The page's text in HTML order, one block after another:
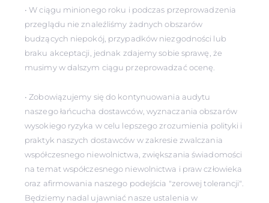
• W ciągu minionego roku i podczas przeprowadzenia
przeglądu nie znaleźliśmy żadnych obszarów
budzących niepokój, przypadków niezgodności lub
braku akceptacji, jednak zdajemy sobie sprawę, że
musimy w dalszym ciągu przeprowadzać ocenę.
• Zobowiązujemy się do kontynuowania audytu
naszego łańcucha dostawców, wyznaczania obszarów
wysokiego ryzyka w celu lepszego zrozumienia polityki i
praktyk naszych dostawców w zakresie zwalczania
współczesnego niewolnictwa, zwiększania świadomości
na temat współczesnego niewolnictwa i praw człowieka
oraz afirmowania naszego podejścia "zerowej tolerancji".
Będziemy nadal ujawniać nasze ustalenia w